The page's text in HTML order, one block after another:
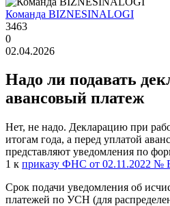
Команда BIZNESINALOGI
3463
0
02.04.2026
Надо ли подавать
авансовый платеж
Нет, не надо. Декларацию при
итогам года, а перед уплатой
представляют уведомления по
1 к приказу ФНС от 02.11.2022 №
Срок подачи уведомления об
платежей по УСН (для